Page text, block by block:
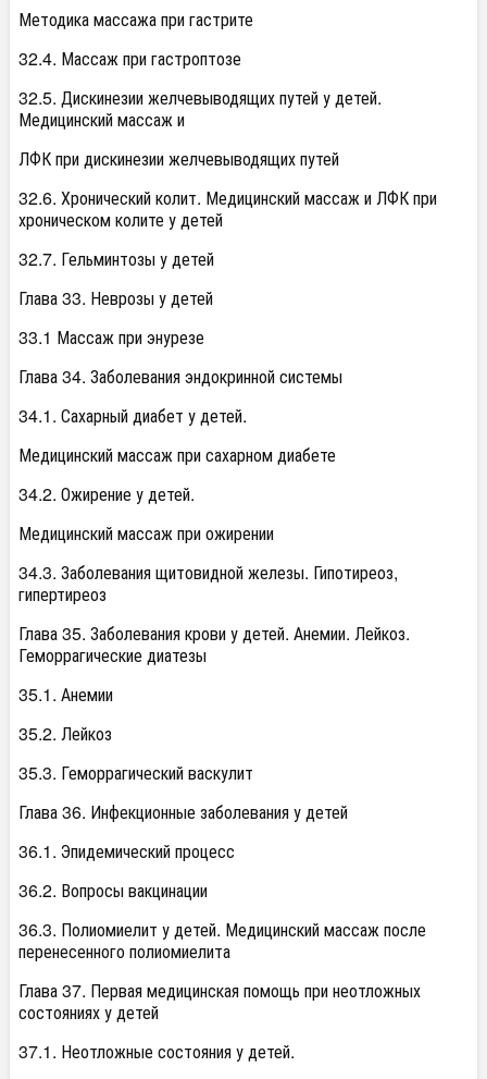
Методика массажа при гастрите
32.4. Массаж при гастроптозе
32.5. Дискинезии желчевыводящих путей у детей.
Медицинский массаж и
ЛФК при дискинезии желчевыводящих путей
32.6. Хронический колит. Медицинский массаж и ЛФК при
хроническом колите у детей
32.7. Гельминтозы у детей
Глава 33. Неврозы у детей
33.1 Массаж при энурезе
Глава 34. Заболевания эндокринной системы
34.1. Сахарный диабет у детей.
Медицинский массаж при сахарном диабете
34.2. Ожирение у детей.
Медицинский массаж при ожирении
34.3. Заболевания щитовидной железы. Гипотиреоз,
гипертиреоз
Глава 35. Заболевания крови у детей. Анемии. Лейкоз.
Геморрагические диатезы
35.1. Анемии
35.2. Лейкоз
35.3. Геморрагический васкулит
Глава 36. Инфекционные заболевания у детей
36.1. Эпидемический процесс
36.2. Вопросы вакцинации
36.3. Полиомиелит у детей. Медицинский массаж после
перенесенного полиомиелита
Глава 37. Первая медицинская помощь при неотложных
состояниях у детей
37.1. Неотложные состояния у детей.